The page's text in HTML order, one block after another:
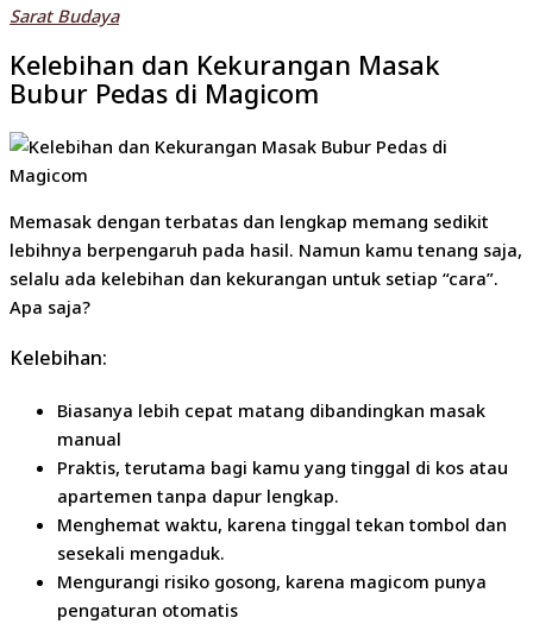
Sarat Budaya
Kelebihan dan Kekurangan Masak
Bubur Pedas di Magicom
Memasak dengan terbatas dan lengkap memang sedikit
lebihnya berpengaruh pada hasil. Namun kamu tenang saja,
selalu ada kelebihan dan kekurangan untuk setiap “cara”.
Apa saja?
Kelebihan:
Biasanya lebih cepat matang dibandingkan masak
manual
Praktis, terutama bagi kamu yang tinggal di kos atau
apartemen tanpa dapur lengkap.
Menghemat waktu, karena tinggal tekan tombol dan
sesekali mengaduk.
Mengurangi risiko gosong, karena magicom punya
pengaturan otomatis